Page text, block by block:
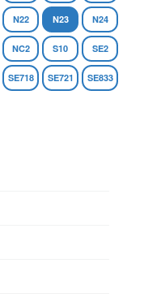
N22 N23 N24
NC2 S10 SE2
SE718 SE721 SE833